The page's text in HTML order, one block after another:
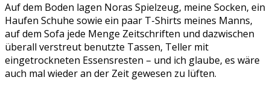
Auf dem Boden lagen Noras Spielzeug, meine Socken, ein
Haufen Schuhe sowie ein paar T-Shirts meines Manns,
auf dem Sofa jede Menge Zeitschriften und dazwischen
überall verstreut benutzte Tassen, Teller mit
eingetrockneten Essensresten – und ich glaube, es wäre
auch mal wieder an der Zeit gewesen zu lüften.